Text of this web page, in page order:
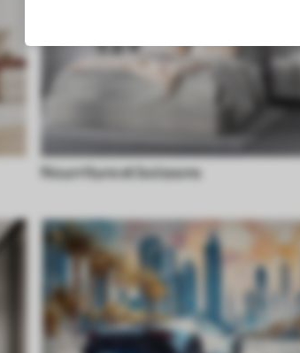
Nourriture et boissons